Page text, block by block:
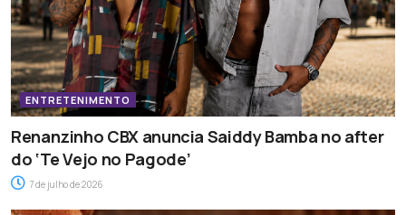
ENTRETENIMENTO
Renanzinho CBX anuncia Saiddy Bamba no after
do ‘Te Vejo no Pagode’
7 de julho de 2026